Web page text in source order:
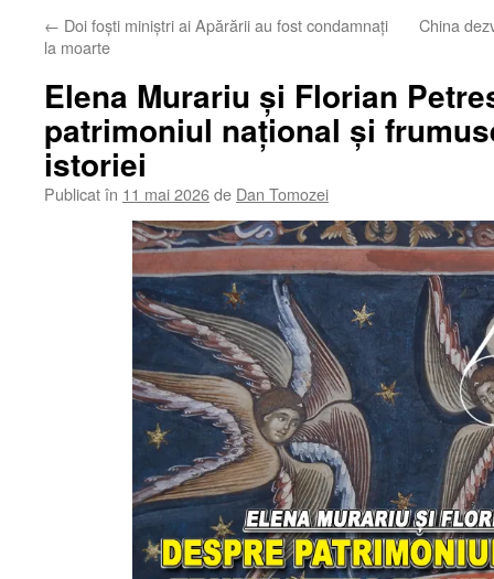
← Doi foști miniștri ai Apărării au fost condamnați
la moarte
China
Elena Murariu și Florian
patrimoniul național și
istoriei
Publicat în 11 mai 2026de Dan Tomozei